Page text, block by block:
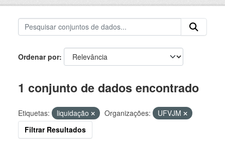
Ordenar por
1 conjunto de dados encontrado
Etiquetas: liquidação Organizações:
UFVJM
Filtrar Resultados